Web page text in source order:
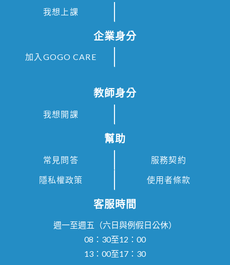
我想上課
企業身分
加入GOGO CARE
教師身分
我想開課
幫助
常見問答 服務契約
隱私權政策 使用者條款
客服時間
週一至週五（六日與例假日公休）
08：30至12：00
13：00至17：30